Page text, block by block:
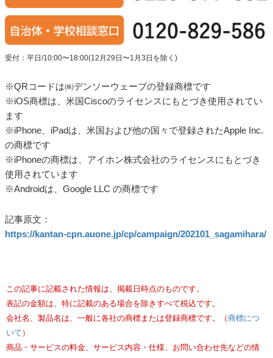
受付：平日/10:00〜18:00(12月29日〜1月3日を除く)
※QRコードは㈱デンソーウェーブの登録商標です
※iOS商標は、米国Ciscoのライセンスにもとづき使用されてい
ます
※iPhone、iPadは、米国および他の国々で登録されたApple Inc.
の商標です
※iPhoneの商標は、アイホン株式会社のライセンスにもとづき
使用されています
※Androidは、Google LLC の商標です
記事原文：
https://kantan-cpn.auone.jp/cp/campaign/202101_sagamihara/
この記事に記載された情報は、掲載日時点のものです。
表記の金額は、特に記載のある場合を除きすべて税込です。
会社名、製品名は、一般に各社の商標または登録商標です。（商標につ
いて ）
商品・サービスの料金、サービス内容・仕様、お問い合わせ先などの情